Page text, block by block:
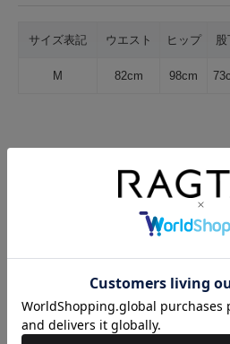
サイズ表記 ウエスト ヒップ
M 82cm 98cm
普通
なし
透け感